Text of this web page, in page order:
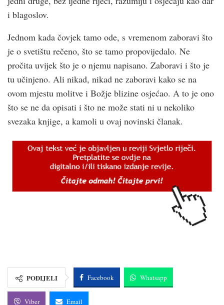
i blagoslov.
Jednom kada čovjek tamo ode, s vremenom zaboravi što
je o svetištu rečeno, što se tamo propovijedalo. Ne
pročita uvijek što je o njemu napisano. Zaboravi i što je
tu učinjeno. Ali nikad, nikad ne zaboravi kako se na
ovom mjestu molitve i Božje blizine osjećao. A to je ono
što se ne da opisati i što ne može stati ni u nekoliko
svezaka knjige, a kamoli u ovaj novinski članak.
PODIJELI Facebook Whatsapp
Viber Email